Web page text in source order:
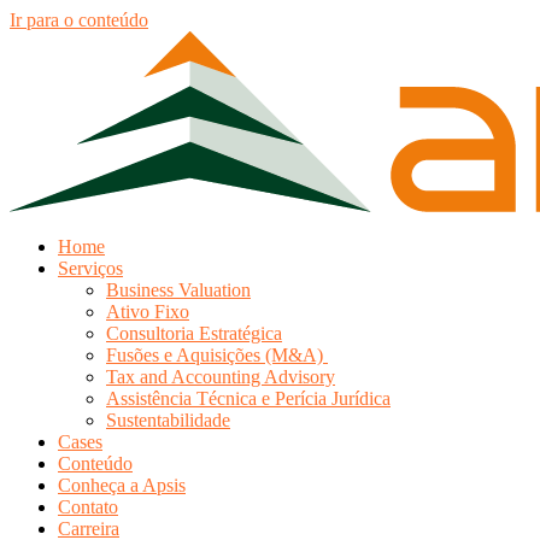
Ir para o conteúdo
Home
Serviços
Business Valuation
Ativo Fixo
Consultoria Estratégica
Fusões e Aquisições (M&A)
Tax and Accounting Advisory
Assistência Técnica e Perícia Jurídica
Sustentabilidade
Cases
Conteúdo
Conheça a Apsis
Contato
Carreira